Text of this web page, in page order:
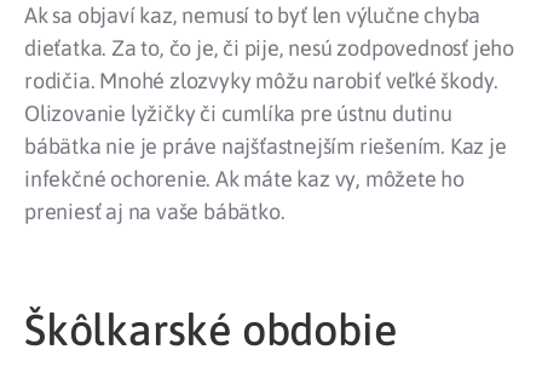
Ak sa objaví kaz, nemusí to byť len výlučne chyba
dieťatka. Za to, čo je, či pije, nesú zodpovednosť jeho
rodičia. Mnohé zlozvyky môžu narobiť veľké škody.
Olizovanie lyžičky či cumlíka pre ústnu dutinu
bábätka nie je práve najšťastnejším riešením. Kaz je
infekčné ochorenie. Ak máte kaz vy, môžete ho
preniesť aj na vaše bábätko.
Škôlkarské obdobie